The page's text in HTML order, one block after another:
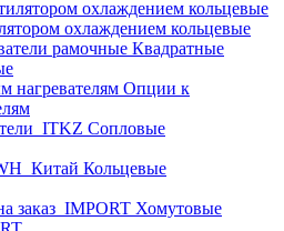
охлаждением кольцевые
Квадратные
Опции к
Cопловые
Кольцевые
Хомутовые